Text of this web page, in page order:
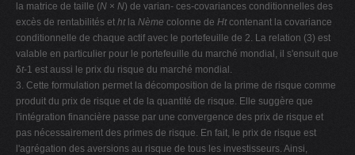
la matrice de taille (N × N) de varian- ces-covariances conditionnelles des
excès de rentabilités et htla Nème colonne de Htcontenant la covariance
conditionnelle de chaque actif avec le portefeuille de 2. La relation (3) est
valable en particulier pour le portefeuille du marché mondial, il s'ensuit que
δt-1 est aussi le prix du risque du marché mondial.
3. Cette formulation permet la décomposition de la prime de risque comme
produit du prix de risque et de la quantité de risque. Elle suggère que
l'intégration financière passe par une convergence des prix de risque et
pas nécessairement des primes de risque. En fait, le prix de risque est
l'agrégation des aversions au risque de tous les investisseurs. Ainsi,